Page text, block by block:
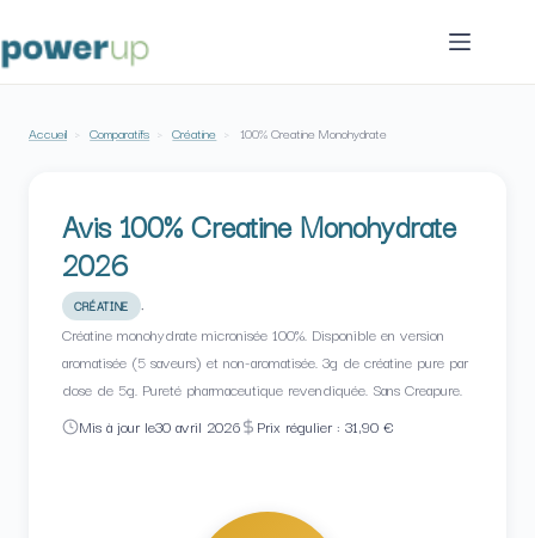
au
contenu
Accueil › Comparatifs › Créatine › 100% Creatine Monohydrate
Avis 100% Creatine Monohydrate
2026
CRÉATINE
·
Créatine monohydrate micronisée 100%. Disponible en version
aromatisée (5 saveurs) et non-aromatisée. 3g de créatine pure par
dose de 5g. Pureté pharmaceutique revendiquée. Sans Creapure.
Mis à jour le30 avril 2026 Prix régulier : 31,90 €